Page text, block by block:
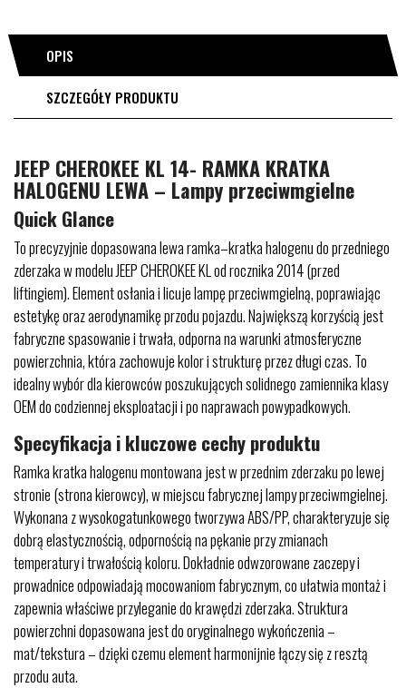
OPIS
SZCZEGÓŁY PRODUKTU
JEEP CHEROKEE KL 14- RAMKA KRATKA
HALOGENU LEWA – Lampy przeciwmgielne
Quick Glance
To precyzyjnie dopasowana lewa ramka–kratka halogenu do przedniego
zderzaka w modelu JEEP CHEROKEE KL od rocznika 2014 (przed
liftingiem). Element osłania i licuje lampę przeciwmgielną, poprawiając
estetykę oraz aerodynamikę przodu pojazdu. Największą korzyścią jest
fabryczne spasowanie i trwała, odporna na warunki atmosferyczne
powierzchnia, która zachowuje kolor i strukturę przez długi czas. To
idealny wybór dla kierowców poszukujących solidnego zamiennika klasy
OEM do codziennej eksploatacji i po naprawach powypadkowych.
Specyfikacja i kluczowe cechy produktu
Ramka kratka halogenu montowana jest w przednim zderzaku po lewej
stronie (strona kierowcy), w miejscu fabrycznej lampy przeciwmgielnej.
Wykonana z wysokogatunkowego tworzywa ABS/PP, charakteryzuje się
dobrą elastycznością, odpornością na pękanie przy zmianach
temperatury i trwałością koloru. Dokładnie odwzorowane zaczepy i
prowadnice odpowiadają mocowaniom fabrycznym, co ułatwia montaż i
zapewnia właściwe przyleganie do krawędzi zderzaka. Struktura
powierzchni dopasowana jest do oryginalnego wykończenia –
mat/tekstura – dzięki czemu element harmonijnie łączy się z resztą
przodu auta.